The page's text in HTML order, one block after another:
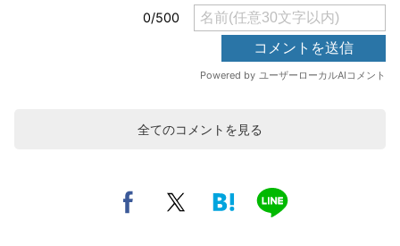
全てのコメントを見る